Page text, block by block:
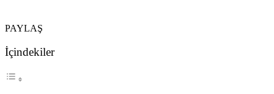
PAYLAŞ
İçindekiler